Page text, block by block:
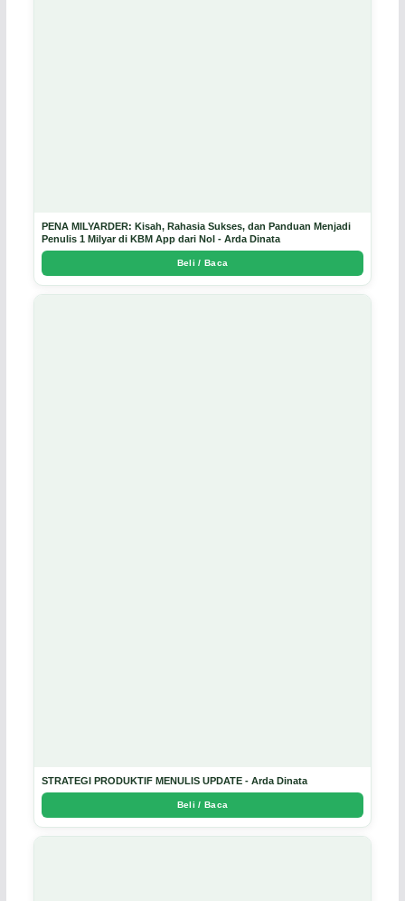
PENA MILYARDER: Kisah, Rahasia Sukses, dan Panduan Menjadi
Penulis 1 Milyar di KBM App dari Nol - Arda Dinata
Beli / Baca
STRATEGI PRODUKTIF MENULIS UPDATE - Arda Dinata
Beli / Baca